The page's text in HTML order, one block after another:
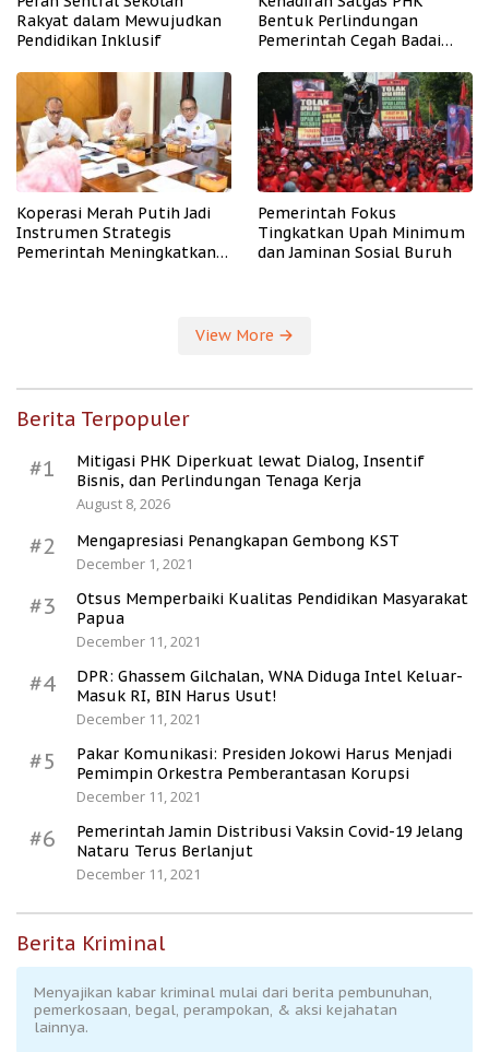
Rakyat dalam Mewujudkan
Pendidikan Inklusif
Bentuk Perlindungan
Pemerintah Cegah Badai
Koperasi Merah Putih Jadi
Instrumen Strategis
Pemerintah Meningkatkan
Pemerintah Fokus
Tingkatkan Upah Minimum
dan Jaminan Sosial Buruh
View More
Berita Terpopuler
#1
Mitigasi PHK Diperkuat lewat Dialog, Insentif
Bisnis, dan Perlindungan Tenaga Kerja
August 8, 2026
#2
Mengapresiasi Penangkapan Gembong KST
December 1, 2021
#3
Otsus Memperbaiki Kualitas Pendidikan Masyarakat
Papua
December 11, 2021
#4
DPR: Ghassem Gilchalan, WNA Diduga Intel Keluar-
Masuk RI, BIN Harus Usut!
December 11, 2021
#5
Pakar Komunikasi: Presiden Jokowi Harus Menjadi
Pemimpin Orkestra Pemberantasan Korupsi
December 11, 2021
#6
Pemerintah Jamin Distribusi Vaksin Covid-19 Jelang
Nataru Terus Berlanjut
December 11, 2021
Berita Kriminal
Menyajikan kabar kriminal mulai dari berita pembunuhan,
pemerkosaan, begal, perampokan, & aksi kejahatan
lainnya.